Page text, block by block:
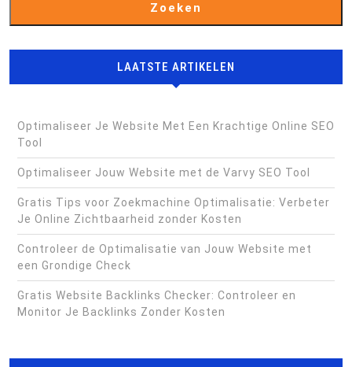
Zoeken
LAATSTE ARTIKELEN
Optimaliseer Je Website Met Een Krachtige Online SEO
Tool
Optimaliseer Jouw Website met de Varvy SEO Tool
Gratis Tips voor Zoekmachine Optimalisatie: Verbeter
Je Online Zichtbaarheid zonder Kosten
Controleer de Optimalisatie van Jouw Website met
een Grondige Check
Gratis Website Backlinks Checker: Controleer en
Monitor Je Backlinks Zonder Kosten